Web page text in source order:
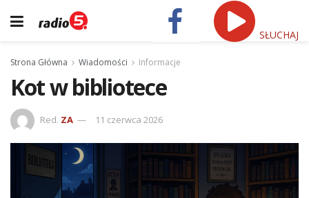
SŁUCHAJ
Strona Główna Wiadomości Informacje
Kot w bibliotece
Red. ZA 11 czerwca 2026